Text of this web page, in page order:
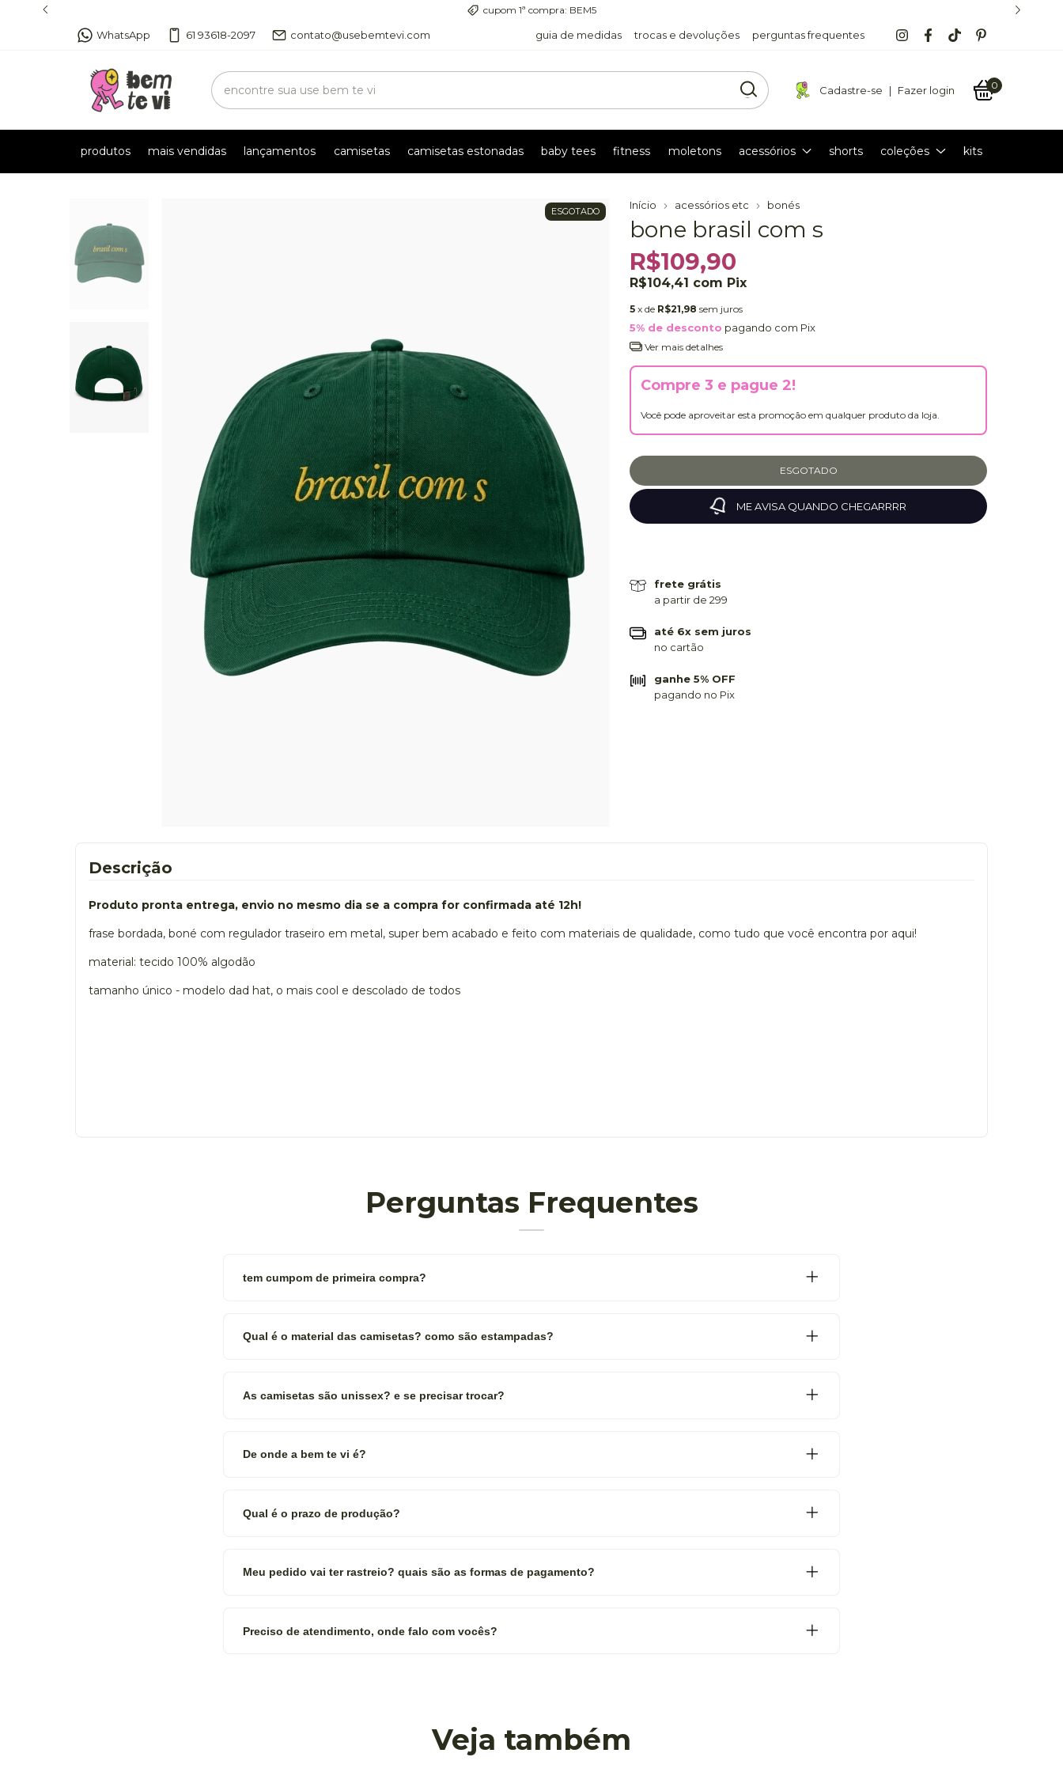
entrega com rastreio pra todo o país
WhatsApp 61 93618-2097 contato@usebemtevi.com guia de medidas trocas e devoluções perguntas frequentes
Cadastre-se | Fazer login 0
produtos mais vendidas lançamentos camisetas camisetas estonadas baby tees fitness moletons acessórios shorts coleções kits
ESGOTADO Início acessórios etc bonés
bone brasil com s
R$109,90
R$104,41 com Pix
5 x de R$21,98 sem juros
5% de desconto pagando com Pix
Ver mais detalhes
Compre 3 e pague 2!
Você pode aproveitar esta promoção em qualquer produto da loja.
ME AVISA QUANDO CHEGARRRR
frete grátis
a partir de 299
até 6x sem juros
no cartão
ganhe 5% OFF
pagando no Pix
Descrição
Produto pronta entrega, envio no mesmo dia se a compra for confirmada até 12h!
frase bordada, boné com regulador traseiro em metal, super bem acabado e feito com materiais de qualidade, como tudo que você encontra por aqui!
material: tecido 100% algodão
tamanho único - modelo dad hat, o mais cool e descolado de todos
Perguntas Frequentes
tem cumpom de primeira compra?
Qual é o material das camisetas? como são estampadas?
As camisetas são unissex? e se precisar trocar?
De onde a bem te vi é?
Qual é o prazo de produção?
Meu pedido vai ter rastreio? quais são as formas de pagamento?
Preciso de atendimento, onde falo com vocês?
Veja também